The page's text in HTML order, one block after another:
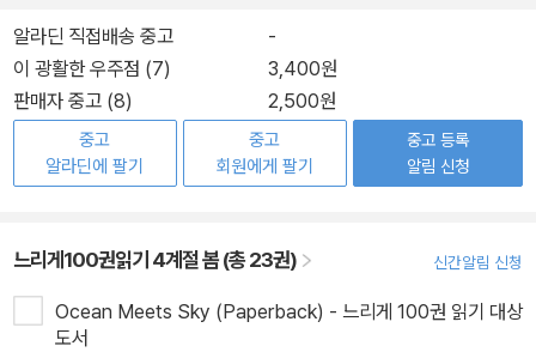
알라딘 직접배송 중고
-
이 광활한 우주점 (7)
3,400원
판매자 중고 (8)
2,500원
중고
알라딘에 팔기
중고
회원에게 팔기
중고 등록
알림 신청
느리게100권읽기 4계절 봄 (총 23권) 신간알림 신청
Ocean Meets Sky (Paperback) - 느리게 100권 읽기 대상
도서